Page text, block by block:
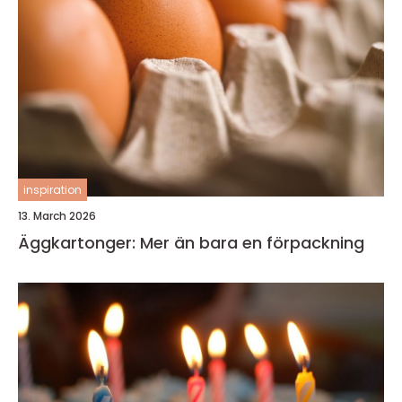
inspiration
13. March 2026
Äggkartonger: Mer än bara en förpackning